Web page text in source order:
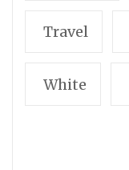
Travel
White